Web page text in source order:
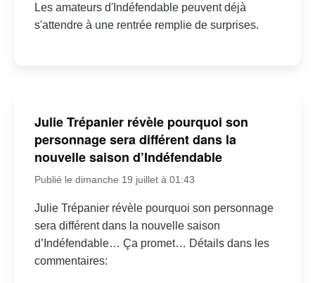
Les amateurs d'Indéfendable peuvent déjà
s'attendre à une rentrée remplie de surprises.
Julie Trépanier révèle pourquoi son
personnage sera différent dans la
nouvelle saison d’Indéfendable
Publié le dimanche 19 juillet à 01:43
Julie Trépanier révèle pourquoi son personnage
sera différent dans la nouvelle saison
d’Indéfendable… Ça promet… Détails dans les
commentaires: